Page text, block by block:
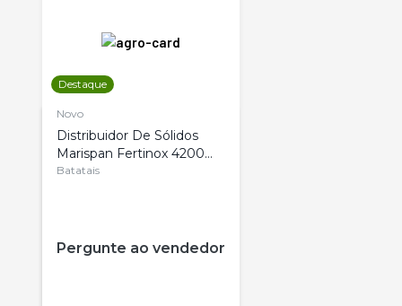
Destaque
Novo
Distribuidor De Sólidos
Marispan Fertinox 4200
Citrus
Batatais
Pergunte ao vendedor